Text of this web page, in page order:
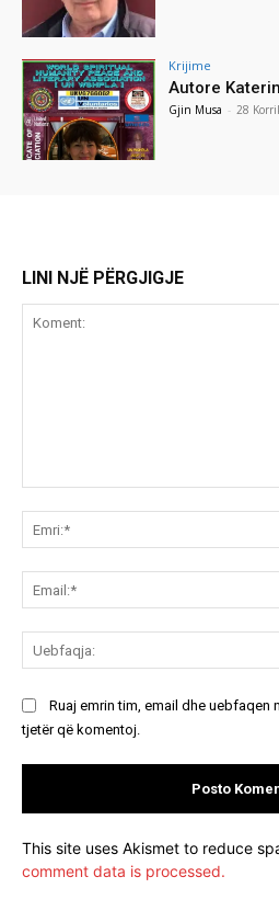
Krijime
Autore
Gjin Musa - 28
LINI NJË PËRGJIGJE
Ruaj emrin tim, email dhe uebfaqen
tjetër që komentoj.
This site uses Akismet to reduce
comment data is processed.